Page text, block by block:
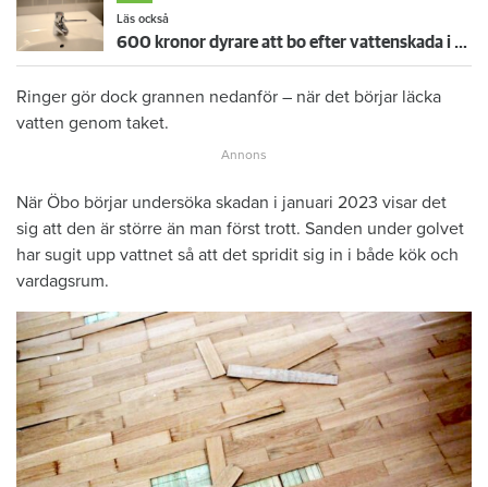
Läs också
600 kronor dyrare att bo efter vattenskada i Varberg
Ringer gör dock grannen nedanför – när det börjar läcka
vatten genom taket.
När Öbo börjar undersöka skadan i januari 2023 visar det
sig att den är större än man först trott. Sanden under golvet
har sugit upp vattnet så att det spridit sig in i både kök och
vardagsrum.